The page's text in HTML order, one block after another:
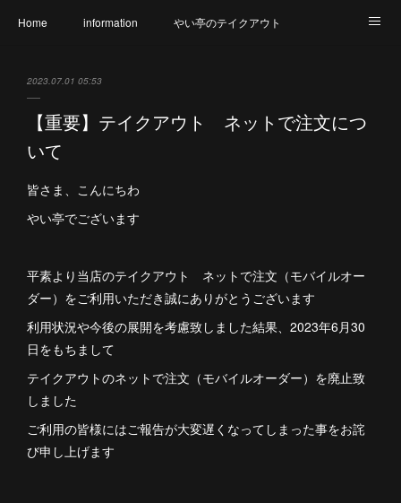
Home information やい亭のテイクアウト
やい亭と繋がろう
2023.07.01 05:53
【重要】テイクアウト ネットで注文につ
いて
皆さま、こんにちわ
やい亭でございます
平素より当店のテイクアウト ネットで注文（モバイルオー
ダー）をご利用いただき誠にありがとうございます
利用状況や今後の展開を考慮致しました結果、2023年6月30
日をもちまして
テイクアウトのネットで注文（モバイルオーダー）を廃止致
しました
ご利用の皆様にはご報告が大変遅くなってしまった事をお詫
び申し上げます